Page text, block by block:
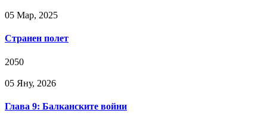
05 Мар, 2025
Странен полет
2050
05 Яну, 2026
Глава 9: Балканските войни